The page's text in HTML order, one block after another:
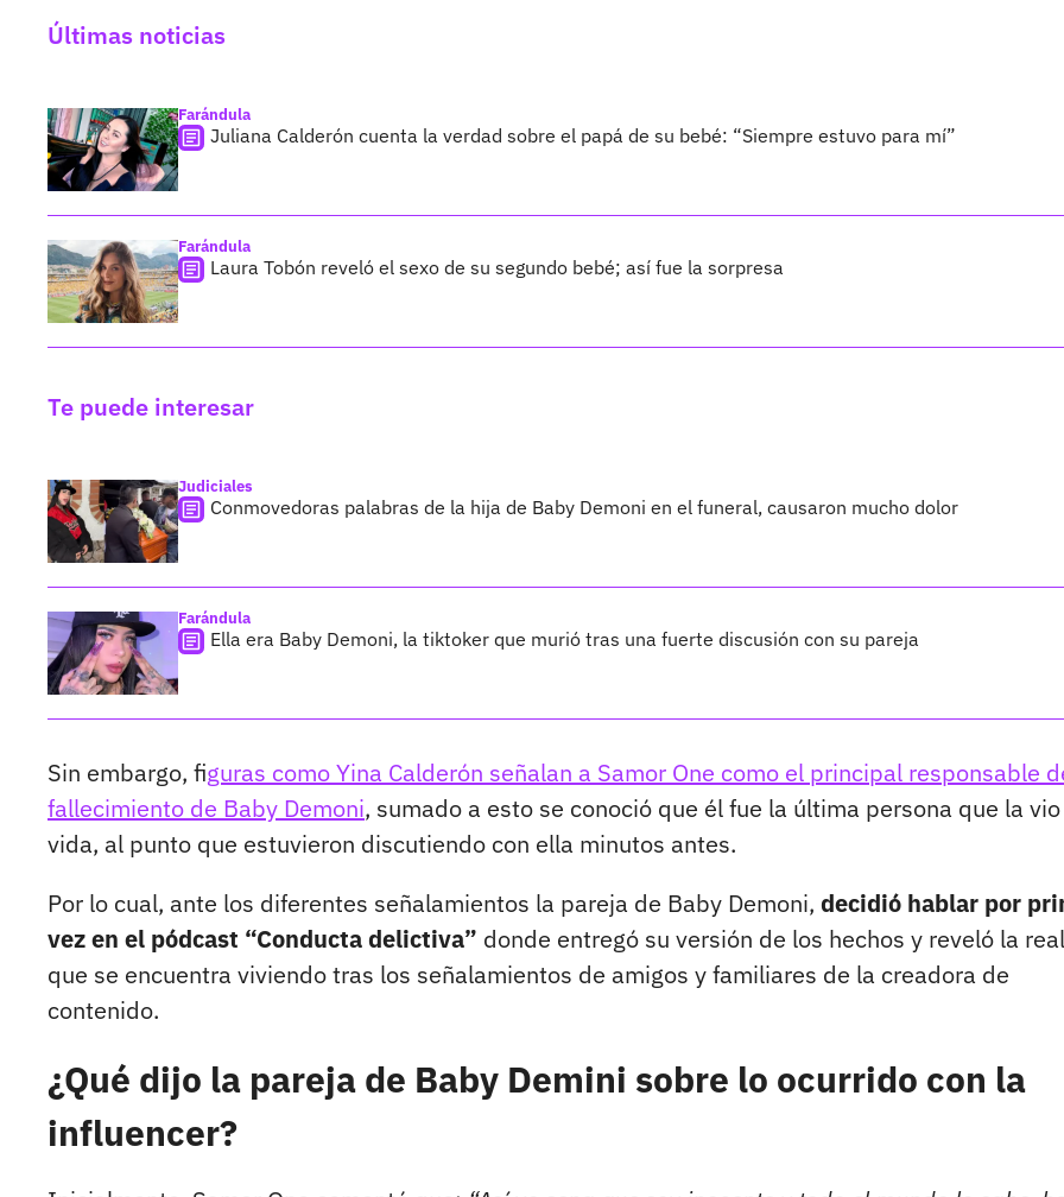
Últimas noticias
Farándula
Juliana Calderón cuenta la verdad sobre el papá de su bebé: “Siempre estuvo para mí”
Farándula
Laura Tobón reveló el sexo de su segundo bebé; así fue la sorpresa
Te puede interesar
Judiciales
Conmovedoras palabras de la hija de Baby Demoni en el funeral, causaron mucho dolor
Farándula
Ella era Baby Demoni, la tiktoker que murió tras una fuerte discusión con su pareja
Sin embargo, figuras como Yina Calderón señalan a Samor One como el principal responsable
fallecimiento de Baby Demoni, sumado a esto se conoció que él fue la última persona que la
vida, al punto que estuvieron discutiendo con ella minutos antes.
Por lo cual, ante los diferentes señalamientos la pareja de Baby Demoni, decidió hablar por
vez en el pódcast “Conducta delictiva” donde entregó su versión de los hechos y reveló la
que se encuentra viviendo tras los señalamientos de amigos y familiares de la creadora de
contenido.
¿Qué dijo la pareja de Baby Demini sobre lo ocurrido con la
influencer?